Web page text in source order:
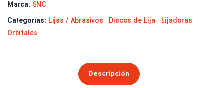
Marca: SNC
Categorías: Lijas / Abrasivos · Discos de Lija · Lijadoras
Orbitales
Descripción